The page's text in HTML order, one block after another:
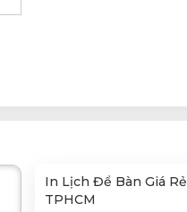
In Lịch Để Bàn Giá Rẻ
TPHCM